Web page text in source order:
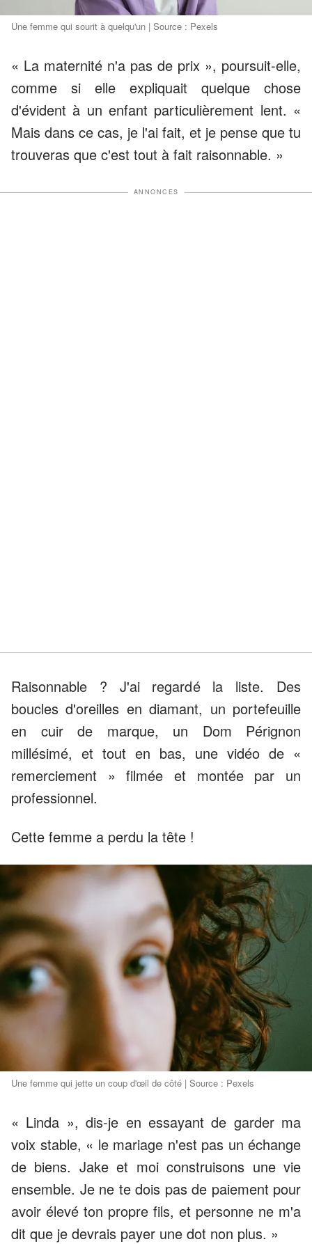
Une femme qui sourit à quelqu'un | Source : Pexels
« La maternité n'a pas de prix », poursuit-elle,
comme si elle expliquait quelque chose
d'évident à un enfant particulièrement lent. «
Mais dans ce cas, je l'ai fait, et je pense que tu
trouveras que c'est tout à fait raisonnable. »
ANNONCES
Raisonnable ? J'ai regardé la liste. Des
boucles d'oreilles en diamant, un portefeuille
en cuir de marque, un Dom Pérignon
millésimé, et tout en bas, une vidéo de «
remerciement » filmée et montée par un
professionnel.
Cette femme a perdu la tête !
Une femme qui jette un coup d'œil de côté | Source : Pexels
« Linda », dis-je en essayant de garder ma
voix stable, « le mariage n'est pas un échange
de biens. Jake et moi construisons une vie
ensemble. Je ne te dois pas de paiement pour
avoir élevé ton propre fils, et personne ne m'a
dit que je devrais payer une dot non plus. »